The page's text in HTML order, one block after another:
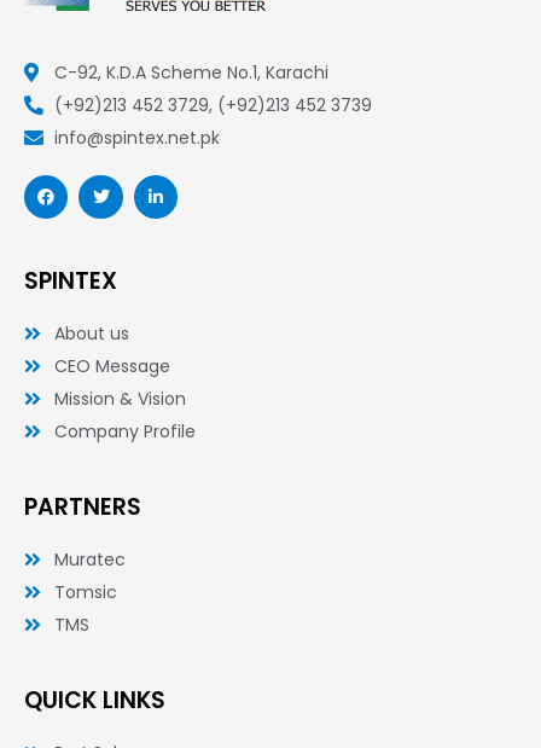
C-92, K.D.A Scheme No.1, Karachi
(+92)213 452 3729, (+92)213 452 3739
info@spintex.net.pk
F
a
c
o
T
w
i
r
L
i
n
SPINTEX
About us
CEO Message
Mission & Vision
Company Profile
PARTNERS
Muratec
Tomsic
TMS
QUICK LINKS